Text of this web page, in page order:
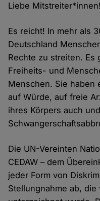
Liebe Mitstreiter*innen!
Es reicht! In mehr als
Deutschland
Rechte zu streiten. Es
Freiheits- und
Menschen. Sie haben
auf Würde, auf freie
ihres Körpers auch
Die UN-Vereinten
CEDAW – dem
jeder Form von
Stellungnahme ab, die